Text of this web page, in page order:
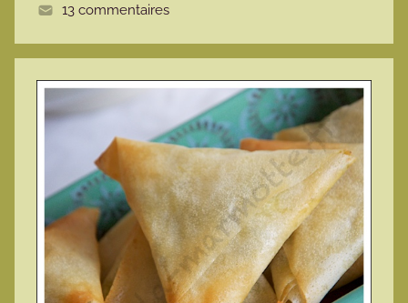
13 commentaires